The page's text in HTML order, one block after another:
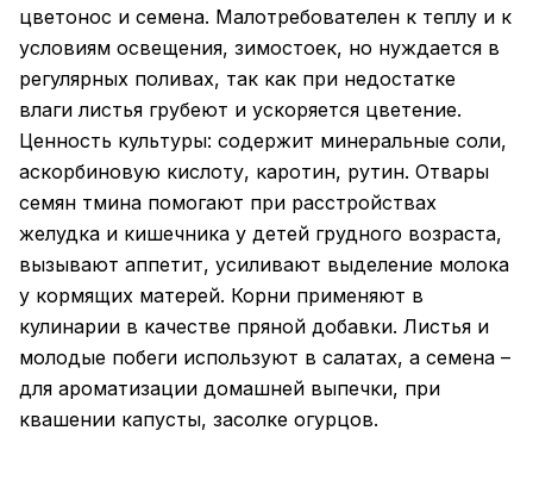
цветонос и семена. Малотребователен к теплу и к
условиям освещения, зимостоек, но нуждается в
регулярных поливах, так как при недостатке
влаги листья грубеют и ускоряется цветение.
Ценность культуры: содержит минеральные соли,
аскорбиновую кислоту, каротин, рутин. Отвары
семян тмина помогают при расстройствах
желудка и кишечника у детей грудного возраста,
вызывают аппетит, усиливают выделение молока
у кормящих матерей. Корни применяют в
кулинарии в качестве пряной добавки. Листья и
молодые побеги используют в салатах, а семена –
для ароматизации домашней выпечки, при
квашении капусты, засолке огурцов.